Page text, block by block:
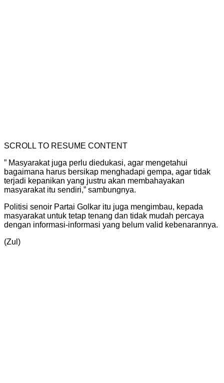
SCROLL TO RESUME CONTENT
” Masyarakat juga perlu diedukasi, agar mengetahui
bagaimana harus bersikap menghadapi gempa, agar tidak
terjadi kepanikan yang justru akan membahayakan
masyarakat itu sendiri,” sambungnya.
Politisi senoir Partai Golkar itu juga mengimbau, kepada
masyarakat untuk tetap tenang dan tidak mudah percaya
dengan informasi-informasi yang belum valid kebenarannya.
(Zul)